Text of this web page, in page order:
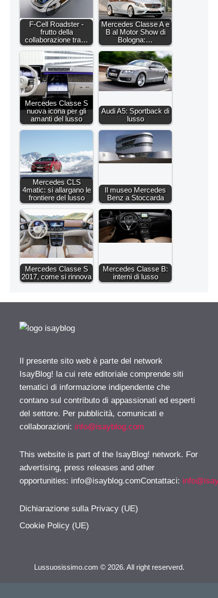
F-Cell Roadster -
frutto della
collaborazione tra…
Mercedes Classe A e
B al Motor Show di
Bologna:…
Mercedes Classe S
nuova icona per gli
amanti del lusso
Audi A5: Sportback di
lusso
Mercedes CLS
4matic: si allargano le
frontiere del lusso
Il museo Mercedes
Benz a Stoccarda
Mercedes Classe S
2017, come si rinnova
Mercedes Classe B:
interni di lusso
Il presente sito web è parte del network
IsayBlog! la cui rete editoriale comprende siti
tematici di informazione indipendente che
contano sul contributo di appassionati ed esperti
del settore. Per pubblicità, comunicati e
collaborazioni: info@isayblog.com
This website is part of the IsayBlog! network. For
advertising, press releases and other
opportunities: info@isayblog.comContattaci:
Dichiarazione sulla Privacy (UE)
Cookie Policy (UE)
Lussuosissimo.com © 2026. All right reserverd.